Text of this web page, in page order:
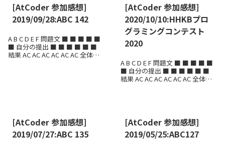
[AtCoder 参加感想]
2019/09/28:ABC 142
A B C D E F 問題文 ■ ■ ■ ■ ■
■ 自分の提出 ■ ■ ■ ■ ■ ■
結果 AC AC AC AC AC AC 全体感
[AtCoder 参加感想]
2020/10/10:HHKBプロ
グラミングコンテスト
2020
A B C D E F 問題文 ■ ■ ■ ■ ■
■ 自分の提出 ■ ■ ■ ■ ■ ■
結果 AC AC AC AC AC AC 全体感
[AtCoder 参加感想]
2019/07/27:ABC 135
[AtCoder 参加感想]
2019/05/25:ABC127